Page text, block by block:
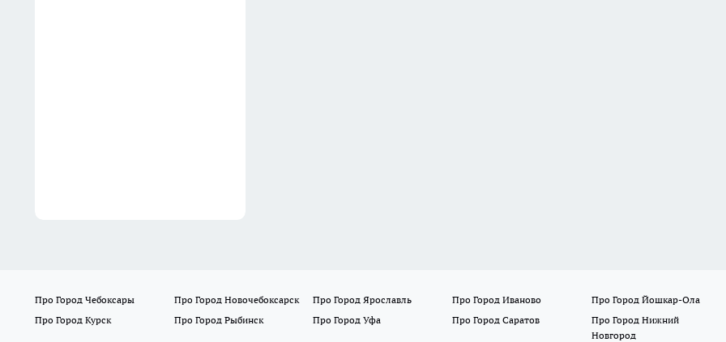
Про Город Чебоксары Про Город Новочебоксарск Про Город Ярославль Про Город Иваново
Про Город Йошкар-Ола
Про Город Курск
Про Город Рыбинск Про Город Уфа Про Город Саратов
Про Город Нижний
Новгород